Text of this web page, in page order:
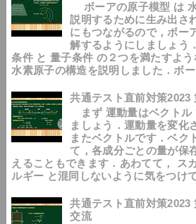
ボーアの原子模型 は
説明するために生み出さ
にもつながるので，ボー
解するようにしましょ
条件 と 量子条件 の２つを満たすよ
水素原子の構造を説明しました．ボ
共通テスト直前対策2023
まず 運動量はベクトル
ましょう．運動量を変化
またベクトルです．ベク
て，各成分ごとの量が保
えることもできます．あわてて， ス
ルギー と混同しないように気をつけ
共通テスト直前対策2023
交流